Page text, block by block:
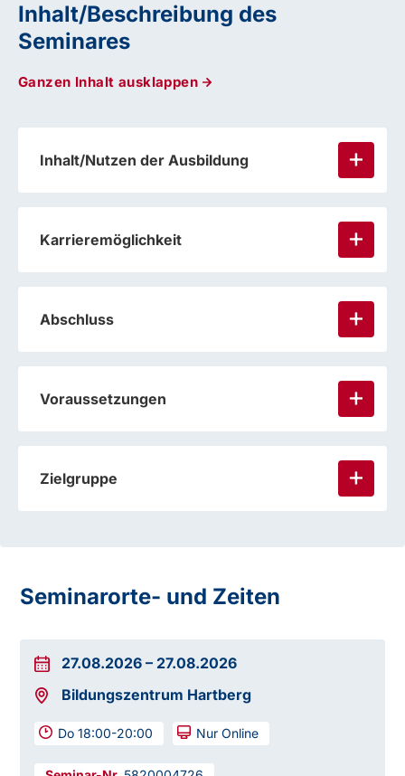
Inhalt/Beschreibung des
Seminares
Ganzen Inhalt ausklappen
Inhalt/Nutzen der Ausbildung
Karrieremöglichkeit
Abschluss
Voraussetzungen
Zielgruppe
Seminarorte- und Zeiten
27.08.2026 – 27.08.2026
Bildungszentrum Hartberg
Do 18:00-20:00 Nur Online